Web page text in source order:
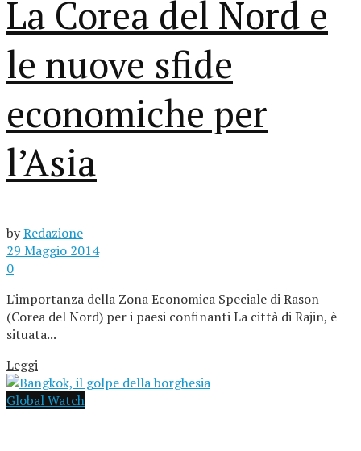
La Corea del Nord e
le nuove sfide
economiche per
l’Asia
byRedazione
29 Maggio 2014
0
L'importanza della Zona Economica Speciale di Rason
(Corea del Nord) per i paesi confinanti La città di Rajin, è
situata...
Leggi
Global Watch